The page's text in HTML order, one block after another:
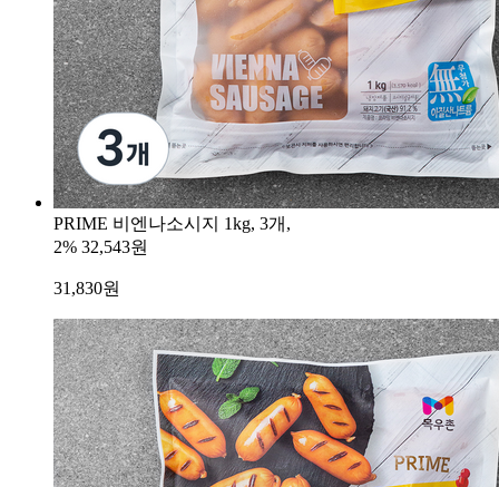
PRIME 비엔나소시지 1kg, 3개,
2% 32,543원
31,830원